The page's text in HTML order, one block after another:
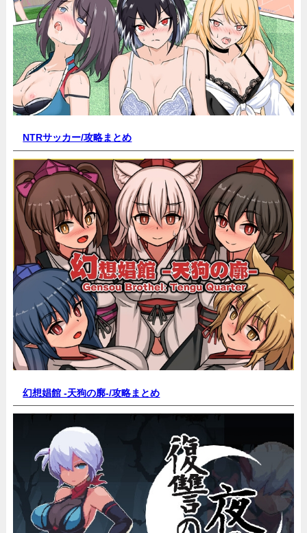
NTRサッカー/攻略まとめ
幻想娼館 -天狗の廓-/攻略まとめ